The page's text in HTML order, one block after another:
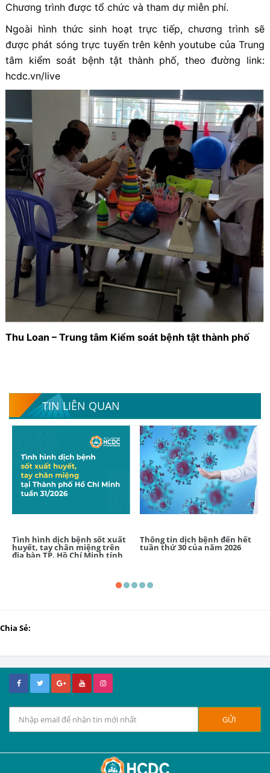
Chương trình được tổ chức và tham dự miễn phí.
Ngoài hình thức sinh hoạt trực tiếp, chương trình sẽ
được phát sóng trực tuyến trên kênh youtube của Trung
tâm kiểm soát bệnh tật thành phố, theo đường link:
hcdc.vn/live
Thu Loan – Trung tâm Kiểm soát bệnh tật thành phố
TIN LIÊN QUAN
Tình hình dịch bệnh sốt xuất
huyết, tay chân miệng trên
địa bàn TP. Hồ Chí Minh tính
Thông tin dịch bệnh đến hết
tuần thứ 30 của năm 2026
Chia Sẻ: